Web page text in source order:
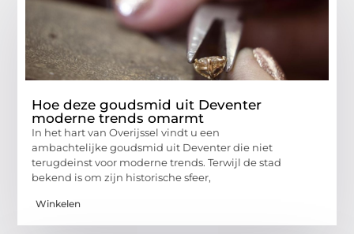
Hoe deze goudsmid uit Deventer
moderne trends omarmt
In het hart van Overijssel vindt u een
ambachtelijke goudsmid uit Deventer die niet
terugdeinst voor moderne trends. Terwijl de stad
bekend is om zijn historische sfeer,
Winkelen